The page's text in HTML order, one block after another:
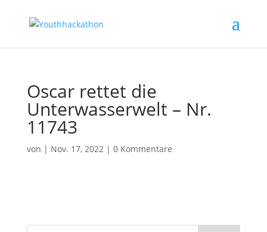
Oscar rettet die
Unterwasserwelt – Nr.
11743
von | Nov. 17, 2022| 0 Kommentare